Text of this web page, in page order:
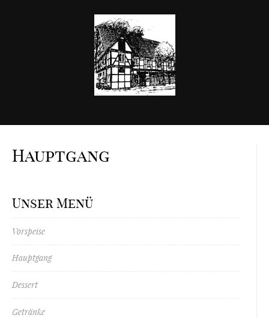
Hauptgang
Unser Menü
Vorspeise
Hauptgang
Dessert
Getränke